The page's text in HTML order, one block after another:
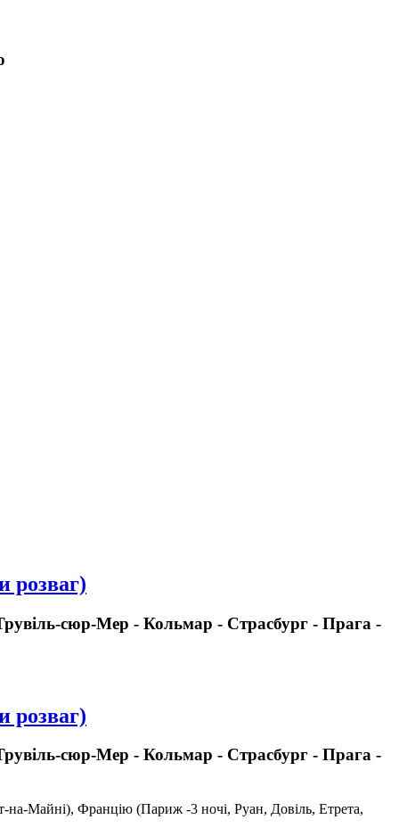
розваг)
сюр-Мер - Кольмар - Страсбург - Прага -
розваг)
сюр-Мер - Кольмар - Страсбург - Прага -
Майні), Францію (Париж -3 ночі, Руан, Довіль, Етрета,